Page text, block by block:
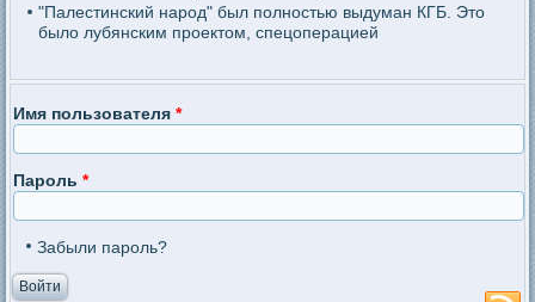
"Палестинский народ" был полностью выдуман КГБ. Это
было лубянским проектом, спецоперацией
Имя пользователя*
Пароль*
Забыли пароль?